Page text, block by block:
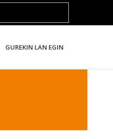
GUREKIN LAN EGIN